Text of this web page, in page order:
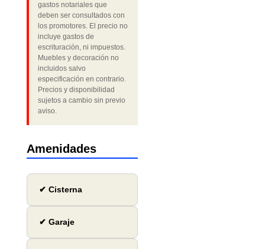
gastos notariales que
deben ser consultados con
los promotores. El precio no
incluye gastos de
escrituración, ni impuestos.
Muebles y decoración no
incluidos salvo
especificación en contrario.
Precios y disponibilidad
sujetos a cambio sin previo
aviso.
Amenidades
✔ Cisterna
✔ Garaje